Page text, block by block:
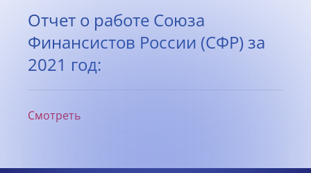
Отчет о работе Союза
Финансистов России (СФР) за
2021 год:
Смотреть